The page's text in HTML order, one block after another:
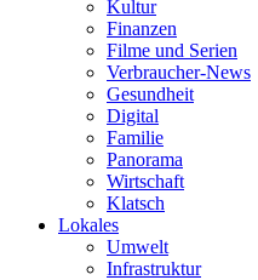
Kultur
Finanzen
Filme und Serien
Verbraucher-News
Gesundheit
Digital
Familie
Panorama
Wirtschaft
Klatsch
Lokales
Umwelt
Infrastruktur